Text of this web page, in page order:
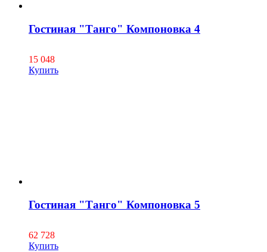
Гостиная "Танго" Компоновка 4
15 048
Купить
Гостиная "Танго" Компоновка 5
62 728
Купить